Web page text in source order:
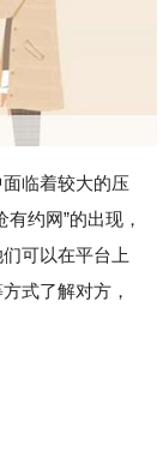
临着较大的压
约网”的出现，
可以在平台上
式了解对方，